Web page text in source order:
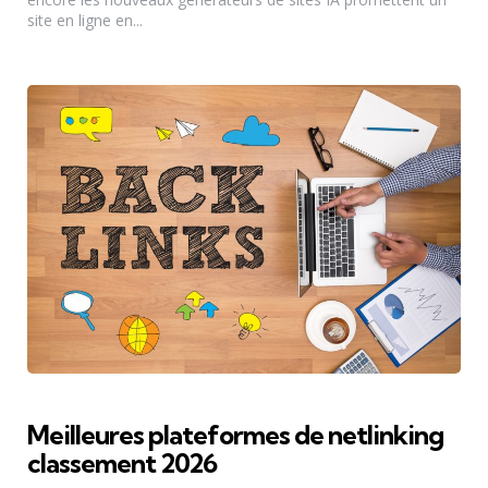
site en ligne en...
Meilleures plateformes de netlinking
classement 2026